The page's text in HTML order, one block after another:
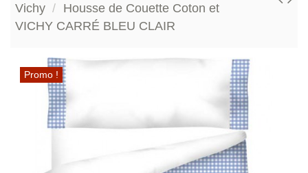
Vichy
Housse de Couette Coton et
VICHY CARRÉ BLEU CLAIR
Promo !